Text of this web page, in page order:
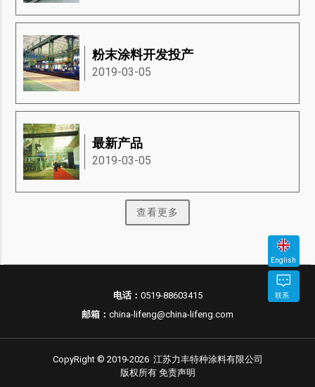
粉末涂料开发投产
2019-03-05
最新产品
2019-03-05
查看更多
电话： 0519-88603415
邮箱： china-lifeng@china-lifeng.com
CopyRight © 2019-2026 江苏力丰特种涂料有限公司
版权所有 免责声明
English
联系